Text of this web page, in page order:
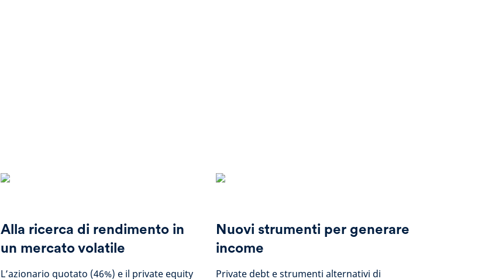
Alla ricerca di rendimento in
un mercato volatile
L’azionario quotato (46%) e il private equity
Nuovi strumenti per generare
income
Private debt e strumenti alternativi di